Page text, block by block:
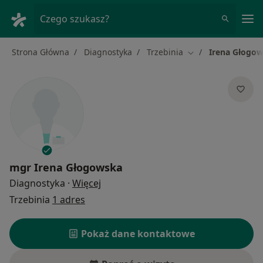
Czego szukasz?
Strona Główna Diagnostyka Trzebinia Zmień miasto
Irena
mgr Irena Głogowska
Diagnostyka · Więcej
Trzebinia 1 adres
Pokaż dane kontaktowe